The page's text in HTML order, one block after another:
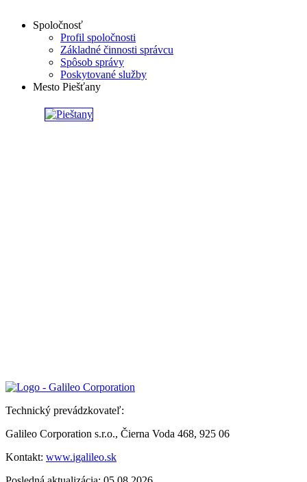
Spoločnosť
Profil spoločnosti
Základné činnosti správcu
Spôsob správy
Poskytované služby
Mesto Piešťany
Technický prevádzkovateľ:
Galileo Corporation s.r.o., Čierna Voda 468, 925 06
Kontakt: www.igalileo.sk